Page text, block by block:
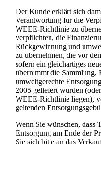
Der Kunde erklärt sich
Verantwortung für die
WEEE-Richtlinie zu
verpflichten, die
Rückgewinnung und
zu übernehmen, die vor
sofern ein gleichartiges
übernimmt die Sammlung,
umweltgerechte
2005 geliefert wurden
WEEE-Richtlinie liegen),
geltenden
Wenn Sie wünschen,
Entsorgung am Ende der
Sie sich bitte an das